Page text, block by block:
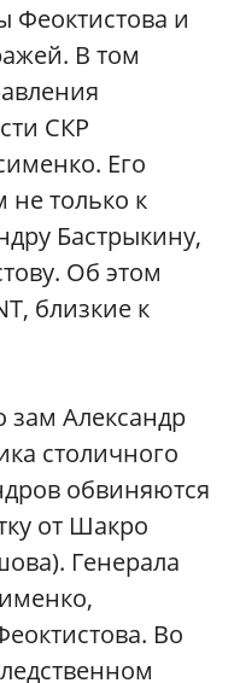
Феоктистова и
В том
СКР
Его
только к
Бастрыкину,
Об этом
близкие к
зам Александр
столичного
обвиняются
от Шакро
Генерала
Во